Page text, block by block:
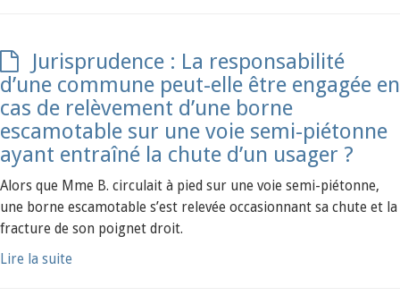
Jurisprudence : La responsabilité
d’une commune peut-elle être engagée en
cas de relèvement d’une borne
escamotable sur une voie semi-piétonne
ayant entraîné la chute d’un usager ?
Alors que Mme B. circulait à pied sur une voie semi-piétonne,
une borne escamotable s’est relevée occasionnant sa chute et la
fracture de son poignet droit.
Lire la suite